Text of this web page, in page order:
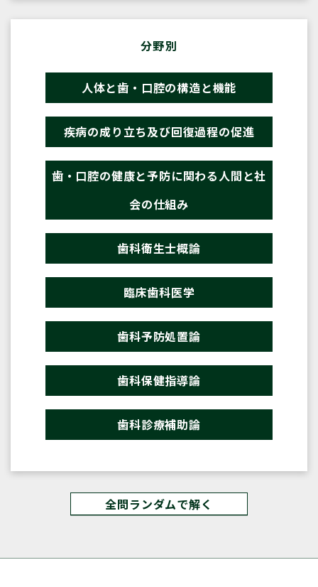
分野別
人体と歯・口腔の構造と機能
疾病の成り立ち及び回復過程の促進
歯・口腔の健康と予防に関わる人間と社
会の仕組み
歯科衛生士概論
臨床歯科医学
歯科予防処置論
歯科保健指導論
歯科診療補助論
全問ランダムで解く